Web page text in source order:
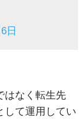
日
はなく転生先
して運用してい